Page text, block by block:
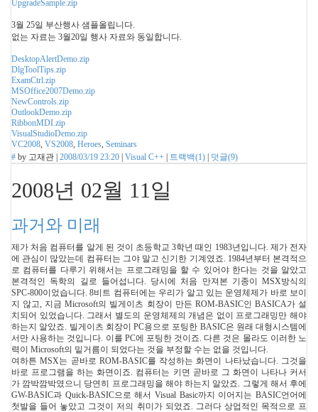
UpgradeSample.zip
3월 25일 부산행사 샘플올립니다.
없는 자료는 3월20일 행사 자료와 동일합니다.
DesktopAlertDemo.zip
DlgToolTips.zip
ExamCtrl.zip
MSOffice2007Demo.zip
NewControls.zip
OutlookDemo.zip
RibbonMDI.zip
VisualStudioDemo.zip
VC2008, VS2008, Heroes, Seminars
# by 고재관 2008/03/19 23:20 Visual C++ 트랙백(1) 덧글(9)
2008년 02월 11일
과거와 미래
제가 처음 컴퓨터를 알게 된 것이 초등학교 3학년 때인 1983년입니다. 제가 전자
에 관심이 많았는데 컴퓨터는 그야 말고 신기한 기계였죠. 1984년부터 본격적으
로 컴퓨터를 다루기 위해서는 프로그래밍을 할 수 있어야 한다는 것을 알았고
본격적인 독학의 길로 들어섭니다. 당시에 처음 만져본 기종이 MSX방식의
SPC-800이었습니다. 8비트 컴퓨터에는 우리가 알고 있는 운영체제가 바로 보이
지 않고, 지금 Microsoft의 빌게이츠 회장이 만든 ROM-BASIC인 BASICA가 설
치되어 있었습니다. 그래서 별도의 운영체제의 개념은 없이 프로그래밍만 해야
하는지 알았죠. 빌게이츠 회장이 PC용으로 포팅한 BASIC은 원래 대형시스템에
서만 사용하는 것입니다. 이를 PC에 포팅한 것이죠. 다른 것은 몰라도 이러한 노
력이 Microsoft의 밑거름이 되었다는 것을 부정할 수는 없을 것입니다.
여하튼 MSX는 곧바로 ROM-BASIC를 작성하는 화면이 나타났습니다. 그것을
바로 프로그램을 하는 화면이죠. 컴퓨터는 키면 곧바로 그 화면이 나타나 커서
가 깜박깜박였으니 당연히 프로그래밍을 해야 하는지 알았죠. 그렇게 해서 후에
GW-BASIC과 Quick-BASIC으로 해서 Visual Basic까지 이어지는 BASIC언어에
첫발을 들어 놓았고 그것이 저의 취미가 되었죠. 그러다 상업적인 목적으로 프